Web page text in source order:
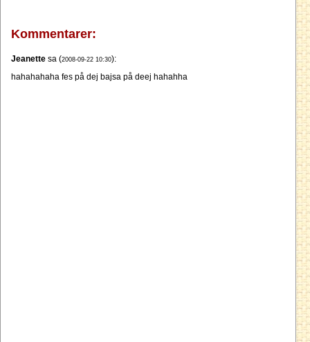
Kommentarer:
Jeanette sa (2008-09-22 10:30):
hahahahaha fes på dej bajsa på deej hahahha